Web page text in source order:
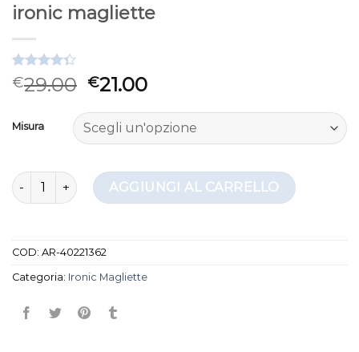
ironic magliette
Valutato
4.33su 5
3
€29.00 €21.00
Misura
ironic magliette quantitàAGGIUNGI AL CARRELLO
COD: AR-40221362
Categoria: Ironic Magliette